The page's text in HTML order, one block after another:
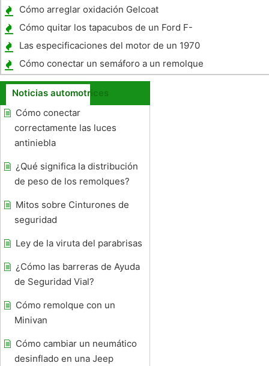
Solid en mi motor
Cómo arreglar oxidación Gelcoat
Cómo quitar los tapacubos de un Ford F-
350 '99
Las especificaciones del motor de un 1970
Pontiac 400
Cómo conectar un semáforo a un remolque
Noticias automotrices
Cómo conectar
correctamente las luces
antiniebla
¿Qué significa la distribución
de peso de los remolques?
Mitos sobre Cinturones de
seguridad
Ley de la viruta del parabrisas
¿Cómo las barreras de Ayuda
de Seguridad Vial?
Cómo remolque con un
Minivan
Cómo cambiar un neumático
desinflado en una Jeep